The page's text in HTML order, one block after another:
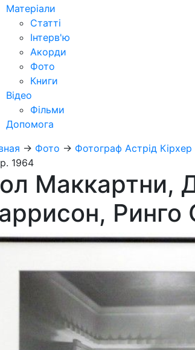
Матеріали
Статті
Інтерв'ю
Акорди
Фото
Книги
Відео
Фільми
Допомога
→ Фото → Фотограф Астрід Кірхер
1964
Маккартни,
Ринго